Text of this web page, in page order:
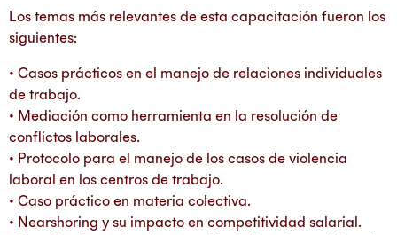
Los temas más relevantes de esta capacitación fueron los
siguientes:
• Casos prácticos en el manejo de relaciones individuales
de trabajo.
• Mediación como herramienta en la resolución de
conflictos laborales.
• Protocolo para el manejo de los casos de violencia
laboral en los centros de trabajo.
• Caso práctico en materia colectiva.
• Nearshoring y su impacto en competitividad salarial.